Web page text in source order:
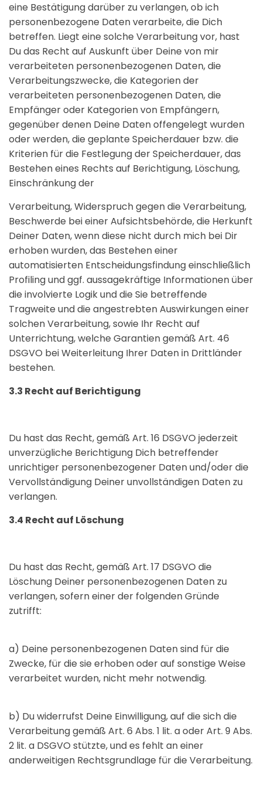
eine Bestätigung darüber zu verlangen, ob ich
personenbezogene Daten verarbeite, die Dich
betreffen. Liegt eine solche Verarbeitung vor, hast
Du das Recht auf Auskunft über Deine von mir
verarbeiteten personenbezogenen Daten, die
Verarbeitungszwecke, die Kategorien der
verarbeiteten personenbezogenen Daten, die
Empfänger oder Kategorien von Empfängern,
gegenüber denen Deine Daten offengelegt wurden
oder werden, die geplante Speicherdauer bzw. die
Kriterien für die Festlegung der Speicherdauer, das
Bestehen eines Rechts auf Berichtigung, Löschung,
Einschränkung der
Verarbeitung, Widerspruch gegen die Verarbeitung,
Beschwerde bei einer Aufsichtsbehörde, die Herkunft
Deiner Daten, wenn diese nicht durch mich bei Dir
erhoben wurden, das Bestehen einer
automatisierten Entscheidungsfindung einschließlich
Profiling und ggf. aussagekräftige Informationen über
die involvierte Logik und die Sie betreffende
Tragweite und die angestrebten Auswirkungen einer
solchen Verarbeitung, sowie Ihr Recht auf
Unterrichtung, welche Garantien gemäß Art. 46
DSGVO bei Weiterleitung Ihrer Daten in Drittländer
bestehen.
3.3 Recht auf Berichtigung
Du hast das Recht, gemäß Art. 16 DSGVO jederzeit
unverzügliche Berichtigung Dich betreffender
unrichtiger personenbezogener Daten und/oder die
Vervollständigung Deiner unvollständigen Daten zu
verlangen.
3.4 Recht auf Löschung
Du hast das Recht, gemäß Art. 17 DSGVO die
Löschung Deiner personenbezogenen Daten zu
verlangen, sofern einer der folgenden Gründe
zutrifft:
a) Deine personenbezogenen Daten sind für die
Zwecke, für die sie erhoben oder auf sonstige Weise
verarbeitet wurden, nicht mehr notwendig.
b) Du widerrufst Deine Einwilligung, auf die sich die
Verarbeitung gemäß Art. 6 Abs. 1 lit. a oder Art. 9 Abs.
2 lit. a DSGVO stützte, und es fehlt an einer
anderweitigen Rechtsgrundlage für die Verarbeitung.